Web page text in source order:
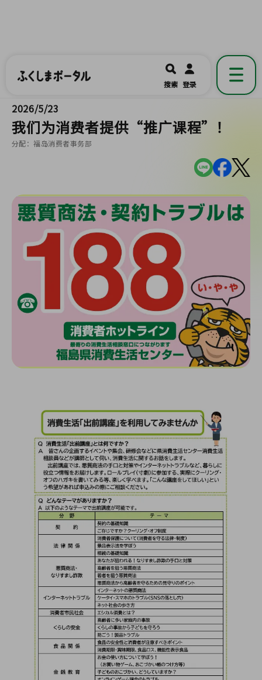
福島県公式の地域情報ポータルアプリ
開く
搜索 登录
2026/5/23
我们为消费者提供“推广课程”！
分配：福岛消费者事务部